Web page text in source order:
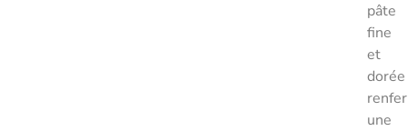
pâte
fine
et
dorée
une